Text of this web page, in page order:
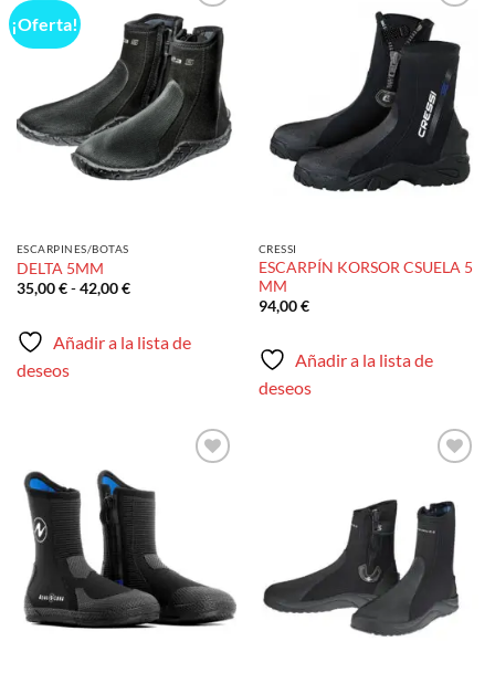
¡Oferta!
a la
lista de
deseos
ESCARPINES/BOTAS
DELTA 5MM
35,00€ - 42,00€Rango
35,00 €
Añadir a la lista de
deseos
Añadir
a la
lista de
deseos
CRESSI
ESCARPÍN KORSOR CSUELA 5
MM
94,00€
Añadir a la lista de
deseos
lista de